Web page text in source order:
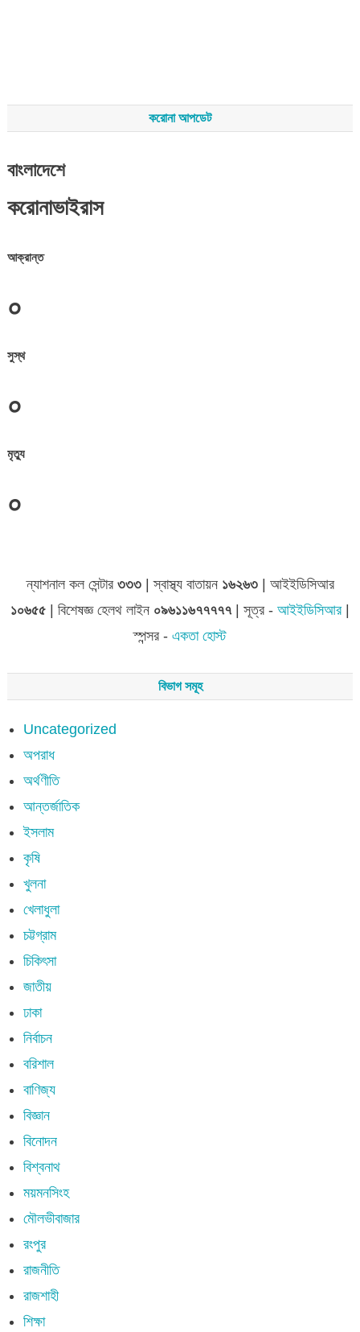
করোনা আপডেট
বাংলাদেশে
করোনাভাইরাস
আক্রান্ত
০
সুস্থ
০
মৃত্যু
০
ন্যাশনাল কল সেন্টার ৩৩৩| স্বাস্থ্য বাতায়ন ১৬২৬৩| আইইডিসিআর
১০৬৫৫ | বিশেষজ্ঞ হেলথ লাইন ০৯৬১১৬৭৭৭৭৭| সূত্র - আইইডিসিআর|
স্পন্সর - একতা হোস্ট
বিভাগ সমূহ
Uncategorized
অপরাধ
অর্থণীতি
আন্তর্জাতিক
ইসলাম
কৃষি
খুলনা
খেলাধুলা
চট্টগ্রাম
চিকিৎসা
জাতীয়
ঢাকা
নির্বাচন
বরিশাল
বাণিজ্য
বিজ্ঞান
বিনোদন
বিশ্বনাথ
ময়মনসিংহ
মৌলভীবাজার
রংপুর
রাজনীতি
রাজশাহী
শিক্ষা